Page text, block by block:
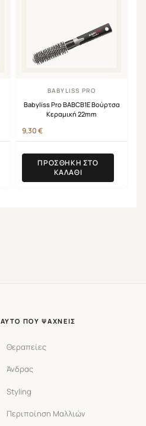
BABYLISS PRO
Babyliss Pro BABCB1E Βούρτσα
Κεραμική 22mm
9,30€
ΠΡΟΣΘΉΚΗ ΣΤΟ
ΚΑΛΆΘΙ
ΑΥΤΌ ΠΟΥ ΨΆΧΝΕΙΣ
Θεραπείες
Άνδρας
Styling
Περιποίηση Μαλλιών